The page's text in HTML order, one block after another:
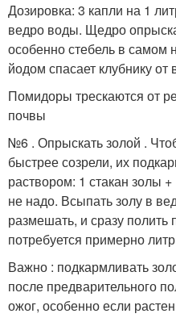
Дозировка: 3 капли на 1
ведро воды. Щедро
особенно стебель в самом
йодом спасает клубнику от
Помидоры трескаются от
почвы
№6 . Опрыскать золой .
быстрее созрели, их
раствором: 1 стакан золы
не надо. Всыпать золу в
размешать, и сразу
потребуется примерно
Важно : подкармливать
после предварительного
ожог, особенно если